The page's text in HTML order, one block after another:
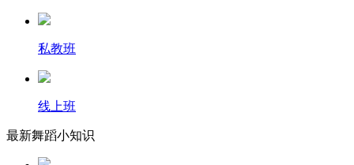
私教班
线上班
最新舞蹈小知识